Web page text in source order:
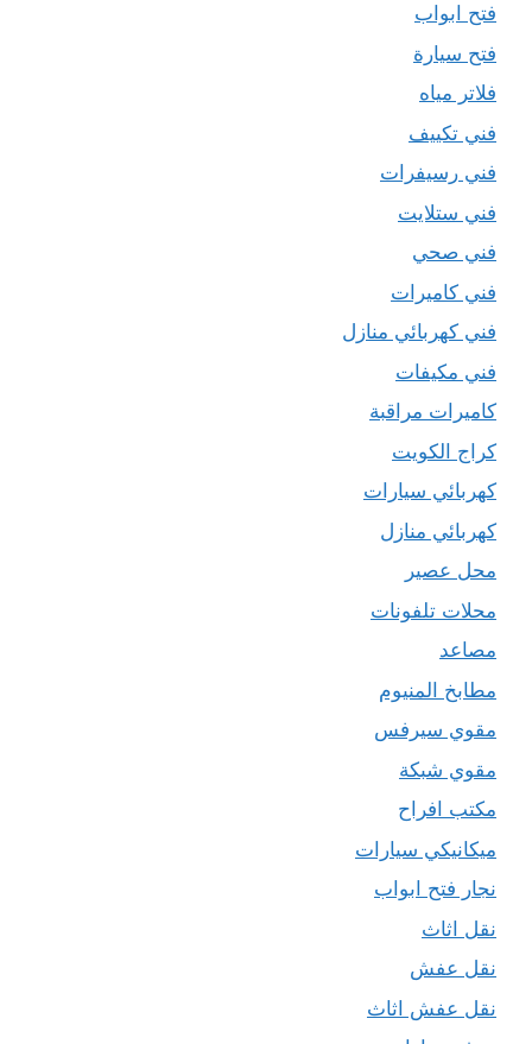
فتح ابواب
فتح سيارة
فلاتر مياه
فني تكييف
فني رسيفرات
فني ستلايت
فني صحي
فني كاميرات
فني كهربائي منازل
فني مكيفات
كاميرات مراقبة
كراج الكويت
كهربائي سيارات
كهربائي منازل
محل عصير
محلات تلفونات
مصاعد
مطابخ المنيوم
مقوي سيرفس
مقوي شبكة
مكتب افراح
ميكانيكي سيارات
نجار فتح ابواب
نقل اثاث
نقل عفش
نقل عفش اثاث